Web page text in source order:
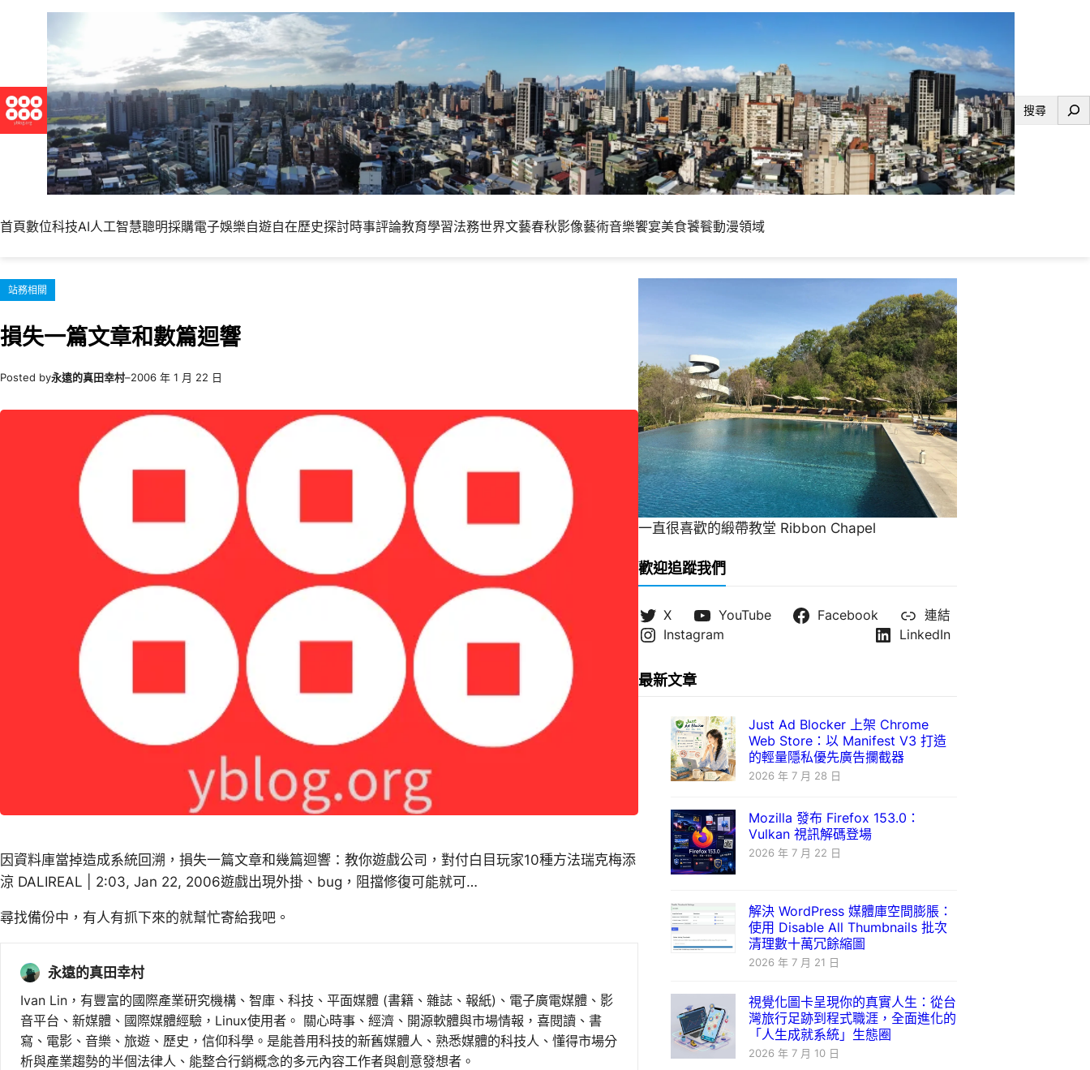
內
容
搜
首頁數位科技AI人工智慧聰明採購電子娛樂自遊自在歷史探討時事評論教育學習法務世界文藝春秋影像藝術音樂饗宴美食饕餮動漫領域
站務相關
損失一篇文章和數篇迴響
Posted by永遠的真田幸村–2006 年 1 月 22 日
因資料庫當掉造成系統回溯，損失一篇文章和幾篇迴響：教你遊戲公司，對付白目玩家10種方法瑞克梅添
涼 DALIREAL | 2:03, Jan 22, 2006遊戲出現外掛、bug，阻擋修復可能就可…
尋找備份中，有人有抓下來的就幫忙寄給我吧。
永遠的真田幸村
Ivan Lin，有豐富的國際產業研究機構、智庫、科技、平面媒體 (書籍、雜誌、報紙)、電子廣電媒體、影
音平台、新媒體、國際媒體經驗，Linux使用者。 關心時事、經濟、開源軟體與市場情報，喜閱讀、書
寫、電影、音樂、旅遊、歷史，信仰科學。是能善用科技的新舊媒體人、熟悉媒體的科技人、懂得市場分
析與產業趨勢的半個法律人、能整合行銷概念的多元內容工作者與創意發想者。
一直很喜歡的緞帶教堂 Ribbon Chapel
歡迎追蹤我們
X YouTube Facebook
連結
Instagram
LinkedIn
最新文章
Just Ad Blocker 上架 Chrome
Web Store：以 Manifest V3 打造
的輕量隱私優先廣告攔截器
2026 年 7 月 28 日
Mozilla 發布 Firefox 153.0：
Vulkan 視訊解碼登場
2026 年 7 月 22 日
解決 WordPress 媒體庫空間膨脹：
使用 Disable All Thumbnails 批次
清理數十萬冗餘縮圖
2026 年 7 月 21 日
視覺化圖卡呈現你的真實人生：從台
灣旅行足跡到程式職涯，全面進化的
「人生成就系統」生態圈
2026 年 7 月 10 日